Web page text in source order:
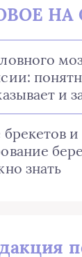
НА
и
и
знать